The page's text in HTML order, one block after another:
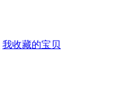
我收藏的宝贝